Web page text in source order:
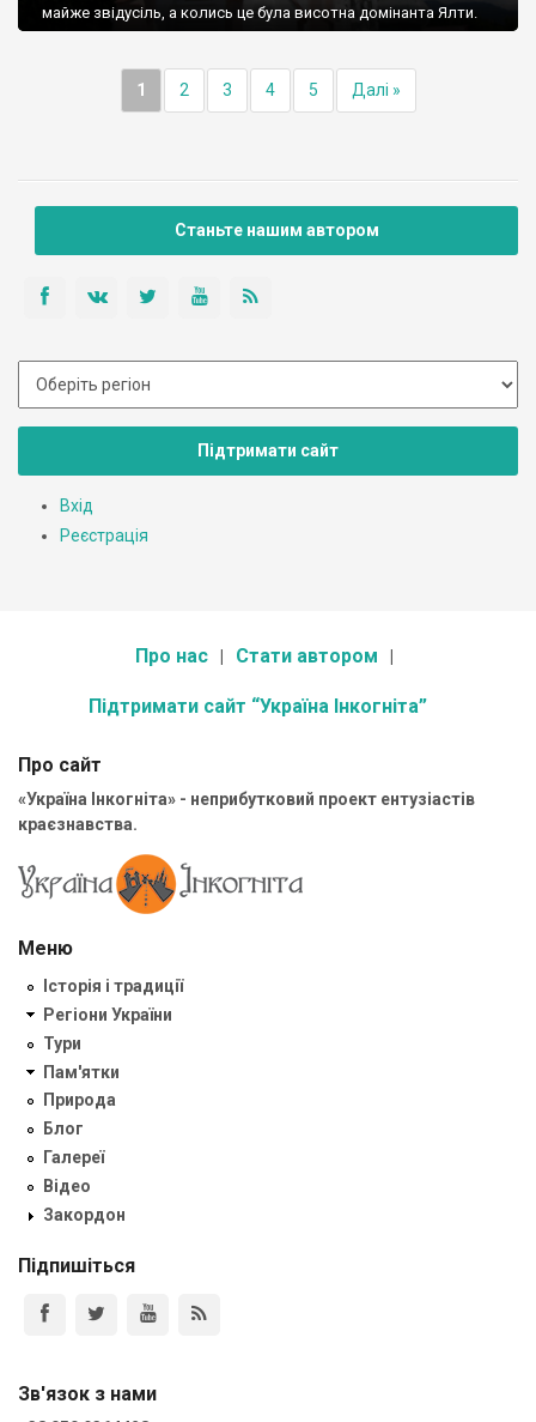
майже звідусіль, а колись це була висотна домінанта Ялти.
1 2 3 4 5 Далі »
Станьте нашим автором
Підтримати сайт
Вхід
Реєстрація
Про нас Стати автором
Підтримати сайт “Україна Інкогніта”
Про сайт
«Україна Інкогніта» - неприбутковий проект ентузіастів
краєзнавства.
Меню
Історія і традиції
Регіони України
Тури
Пам'ятки
Природа
Блог
Галереї
Відео
Закордон
Підпишіться
Зв'язок з нами